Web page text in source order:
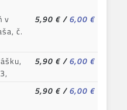
v
č.
5,90 €/ 6,00 €
5,90 €/ 6,00 €
5,90 €/ 6,00 €